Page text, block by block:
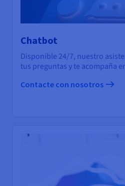
Chatbot
Disponible 24/7, nuestro
tus preguntas y te acompaña
Contacte con nosotros